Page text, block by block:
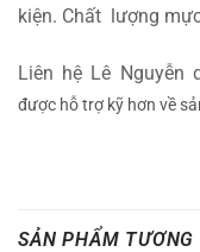
kiện. Chất lượng
Liên hệ Lê Nguyễn
được hỗ trợ kỹ hơn về
SẢN PHẨM TƯƠNG